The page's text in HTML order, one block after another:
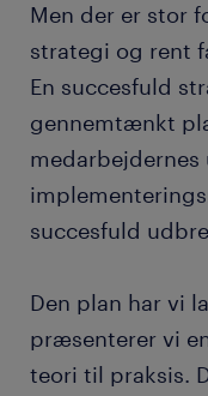
Men der er stor
strategi og rent
En succesfuld
gennemtænkt
succesfuld
Den plan har vi
præsenterer vi
teori til praksis.